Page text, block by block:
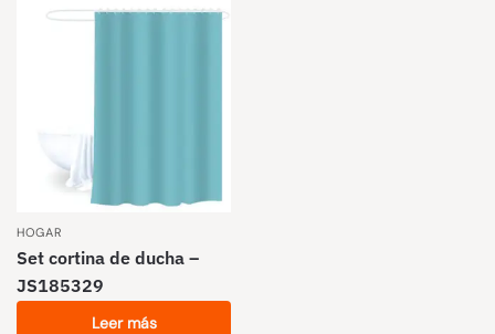
HOGAR
Set cortina de ducha –
JS185329
Leer más